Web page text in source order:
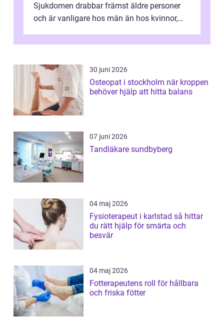
Sjukdomen drabbar främst äldre personer
och är vanligare hos män än hos kvinnor,
förändringarna u...
30 juni 2026
Osteopat i stockholm när kroppen
behöver hjälp att hitta balans
07 juni 2026
Tandläkare sundbyberg
04 maj 2026
Fysioterapeut i karlstad så hittar
du rätt hjälp för smärta och
besvär
04 maj 2026
Fotterapeutens roll för hållbara
och friska fötter